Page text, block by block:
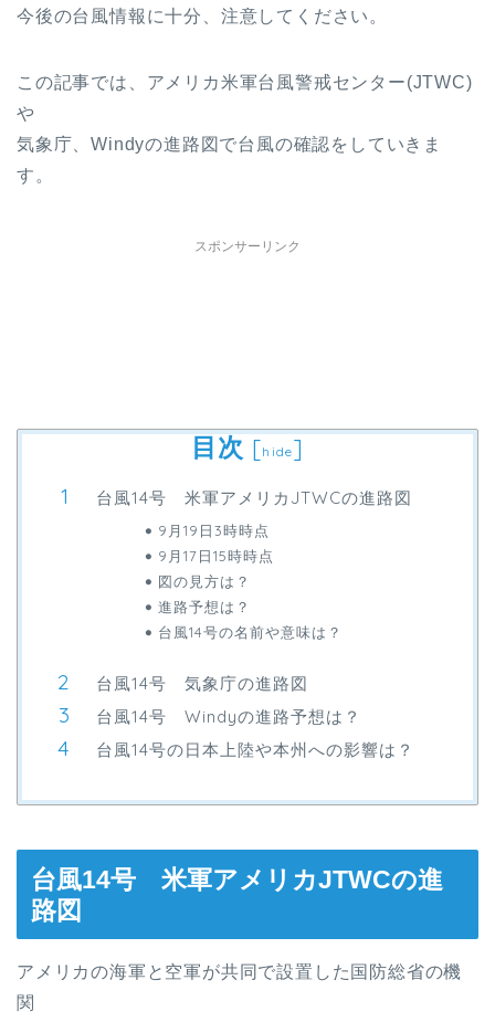
今後の台風情報に十分、注意してください。
この記事では、アメリカ米軍台風警戒センター(JTWC)
や
気象庁、Windyの進路図で台風の確認をしていきま
す。
スポンサーリンク
目次 [hide]
台風14号 米軍アメリカJTWCの進路図
9月19日3時時点
9月17日15時時点
図の見方は？
進路予想は？
台風14号の名前や意味は？
台風14号 気象庁の進路図
台風14号 Windyの進路予想は？
台風14号の日本上陸や本州への影響は？
台風14号 米軍アメリカJTWCの進
路図
アメリカの海軍と空軍が共同で設置した国防総省の機
関